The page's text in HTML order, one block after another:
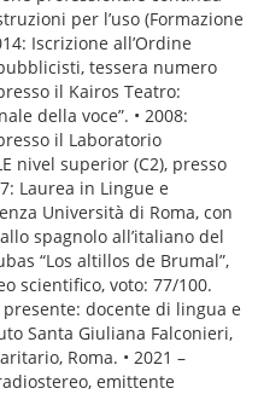
per l’uso (Formazione
Iscrizione all’Ordine
tessera numero
il Kairos Teatro:
della voce”. • 2008:
il Laboratorio
nivel superior (C2), presso
Laurea in Lingue e
Università di Roma, con
spagnolo all’italiano del
“Los altillos de Brumal”,
scientifico, voto: 77/100.
– presente: docente di lingua e
Santa Giuliana Falconieri,
Roma. • 2021 –
emittente